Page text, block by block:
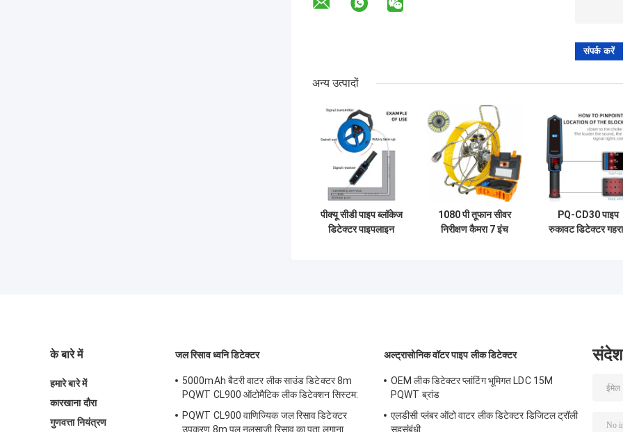
अन्य उत्पादों
पीक्यू सीडी पाइप ब्लॉकेज
डिटेक्टर पाइपलाइन
1080 पी तूफान सीवर
निरीक्षण कैमरा 7 इंच
PQ-CD30 पाइप
रुकावट डिटेक्टर
के बारे में
हमारे बारे में
कारखाना दौरा
गुणवत्ता नियंत्रण
जल रिसाव ध्वनि डिटेक्टर
5000mAh बैटरी वाटर लीक साउंड डिटेक्टर 8m
PQWT CL900 ऑटोमैटिक लीक डिटेक्शन सिस्टम:
PQWT CL900 वाणिज्यिक जल रिसाव डिटेक्टर
उपकरण 8m पूल नलसाजी रिसाव का पता लगाना
अल्ट्रासोनिक वॉटर पाइप लीक डिटेक्टर
OEM लीक डिटेक्टर प्लांटिंग भूमिगत LDC 15M
PQWT ब्रांड
एलडीसी प्लंबर ऑटो वाटर लीक डिटेक्टर डिजिटल ट्रॉली
सहसंबंधी
संदेश